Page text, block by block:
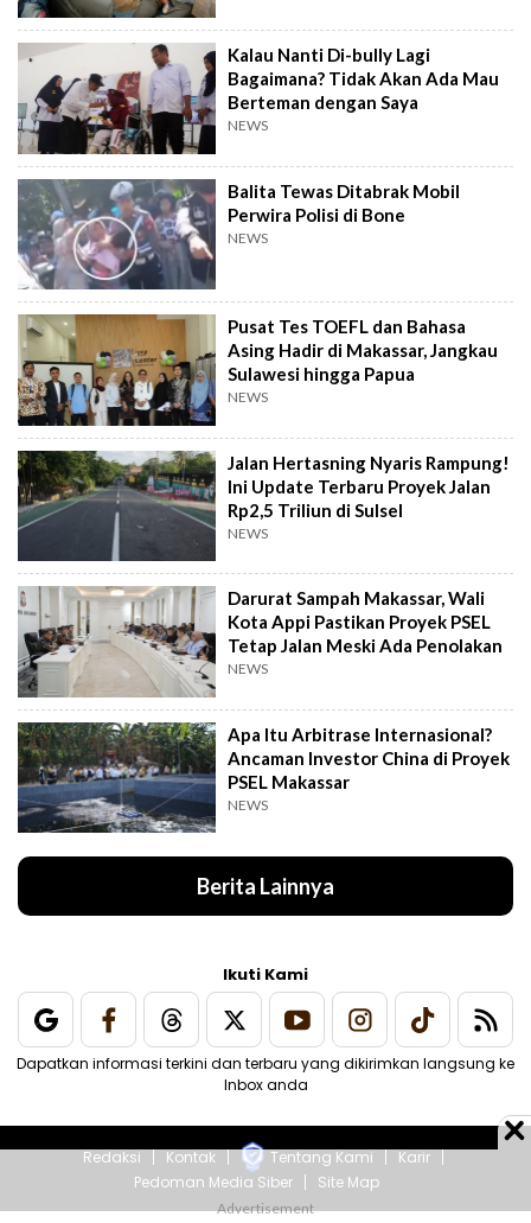
Kalau Nanti Di-bully Lagi
Bagaimana? Tidak Akan Ada Mau
Berteman dengan Saya
NEWS
Balita Tewas Ditabrak Mobil
Perwira Polisi di Bone
NEWS
Pusat Tes TOEFL dan Bahasa
Asing Hadir di Makassar, Jangkau
Sulawesi hingga Papua
NEWS
Jalan Hertasning Nyaris Rampung!
Ini Update Terbaru Proyek Jalan
Rp2,5 Triliun di Sulsel
NEWS
Darurat Sampah Makassar, Wali
Kota Appi Pastikan Proyek PSEL
Tetap Jalan Meski Ada Penolakan
NEWS
Apa Itu Arbitrase Internasional?
Ancaman Investor China di Proyek
PSEL Makassar
NEWS
Berita Lainnya
Ikuti Kami
Dapatkan informasi terkini dan terbaru yang dikirimkan langsung ke
Inbox anda
Redaksi Kontak Tentang Kami
Karir
Pedoman Media Siber
Site Map